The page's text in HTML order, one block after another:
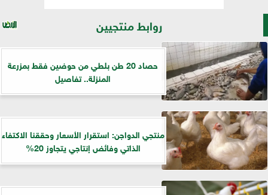
روابط منتجيين
حصاد 20 طن بلطي من حوضين فقط بمزرعة
المنزلة.. تفاصيل
منتجي الدواجن: استقرار الأسعار وحققنا الاكتفاء
الذاتي وفائض إنتاجي يتجاوز 20%